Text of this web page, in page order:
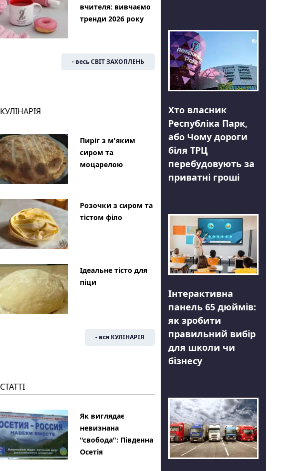
вчителя: вивчаємо
тренди 2026 року
- весь СВІТ ЗАХОПЛЕНЬ
КУЛІНАРІЯ
Пиріг з м'яким
сиром та
моцарелою
Розочки з сиром та
тістом філо
Ідеальне тісто для
піци
- вся КУЛІНАРІЯ
СТАТТІ
Як виглядає
невизнана
"свобода": Південна
Осетія
Хто власник
Республіка Парк,
або Чому дороги
біля ТРЦ
перебудовують за
приватні гроші
Інтерактивна
панель 65 дюймів:
як зробити
правильний вибір
для школи чи
бізнесу